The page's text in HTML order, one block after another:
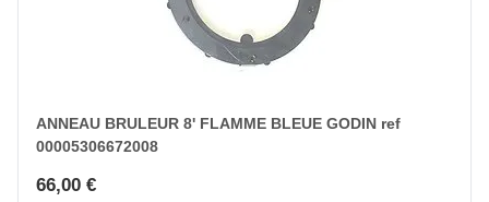
ANNEAU BRULEUR 8' FLAMME BLEUE GODIN ref
00005306672008
66,00 €